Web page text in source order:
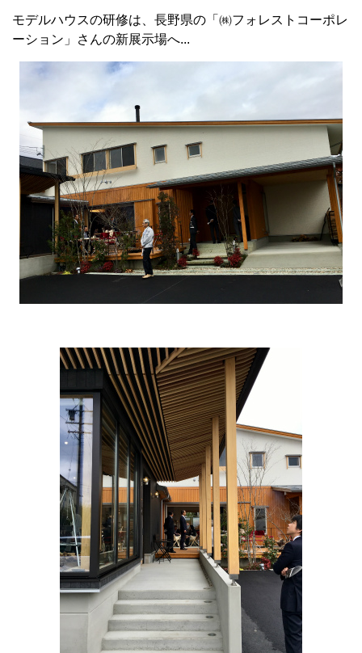
モデルハウスの研修は、長野県の「㈱フォレストコーポレ
ーション」さんの新展示場へ...